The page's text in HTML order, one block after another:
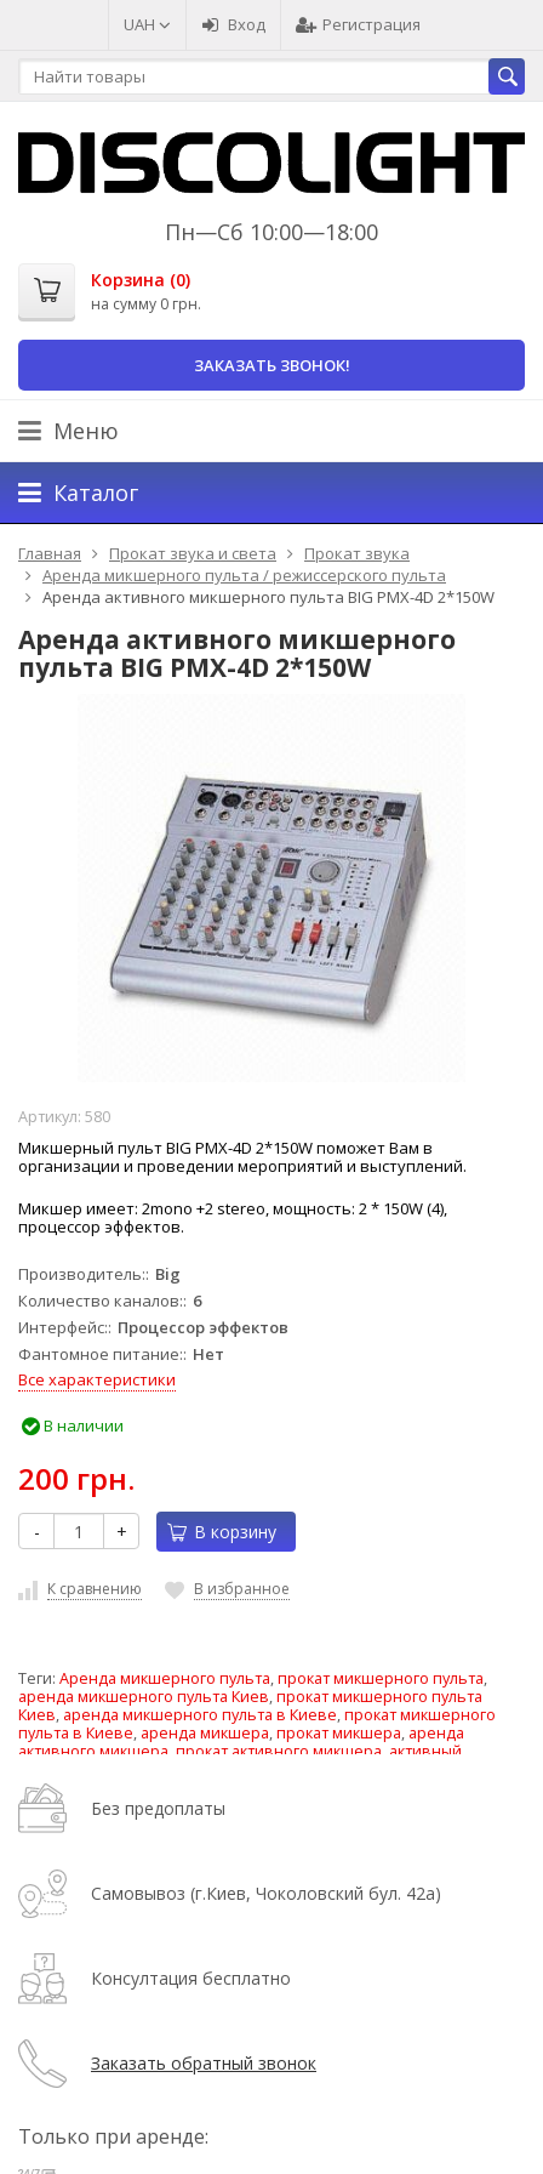
UAH Вход Регистрация
Пн—Сб 10:00—18:00
Корзина (0)
на сумму 0 грн.
ЗАКАЗАТЬ ЗВОНОК!
Меню
Каталог
Главная Прокат звука и света
Прокат звука
Аренда микшерного пульта / режиссерского пульта
Аренда активного микшерного пульта BIG PMX-4D 2*150W
Аренда активного микшерного
пульта BIG PMX-4D 2*150W
Артикул: 580
Микшерный пульт BIG PMX-4D 2*150W поможет Вам в
организации и проведении мероприятий и выступлений.
Микшер имеет: 2mono +2 stereo, мощность: 2 * 150W (4),
процессор эффектов.
Производитель: Big
Количество каналов: 6
Интерфейс: Процессор эффектов
Фантомное питание: Нет
Все характеристики
В наличии
200 грн.
- + В корзину
К сравнению В избранное
Теги: Аренда микшерного пульта,прокат микшерного пульта,
аренда микшерного пульта Киев,прокат микшерного пульта
Киев, аренда микшерного пульта в Киеве,прокат микшерного
пульта в Киеве, аренда микшера,прокат микшера, аренда
активного микшера прокат активного микшера активный
Без предоплаты
Самовывоз (г.Киев, Чоколовский бул. 42а)
Консултация бесплатно
Заказать обратный звонок
Только при аренде: